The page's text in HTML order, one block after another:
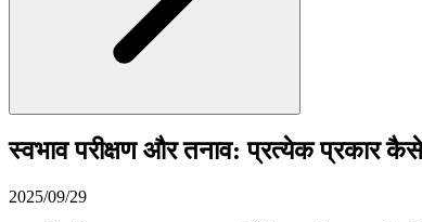
स्वभाव परीक्षण और तनाव: प्रत्येक प्रकार
2025/09/29